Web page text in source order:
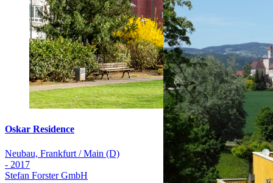
Oskar Residence
Neubau, Frankfurt / Main (D)
- 2017
Stefan Forster GmbH